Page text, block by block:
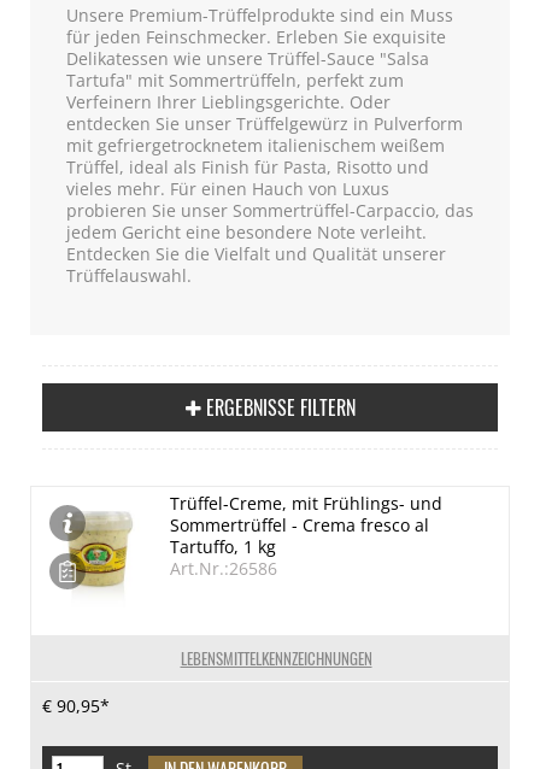
Unsere Premium-Trüffelprodukte sind ein Muss
für jeden Feinschmecker. Erleben Sie exquisite
Delikatessen wie unsere Trüffel-Sauce "Salsa
Tartufa" mit Sommertrüffeln, perfekt zum
Verfeinern Ihrer Lieblingsgerichte. Oder
entdecken Sie unser Trüffelgewürz in Pulverform
mit gefriergetrocknetem italienischem weißem
Trüffel, ideal als Finish für Pasta, Risotto und
vieles mehr. Für einen Hauch von Luxus
probieren Sie unser Sommertrüffel-Carpaccio, das
jedem Gericht eine besondere Note verleiht.
Entdecken Sie die Vielfalt und Qualität unserer
Trüffelauswahl.
ERGEBNISSE FILTERN
LEBENSMITTELKENNZEICHNUNGEN
Trüffel-Creme, mit Frühlings- und
Sommertrüffel - Crema fresco al
Tartuffo, 1 kg
Art.Nr.:26586
€ 90,95*